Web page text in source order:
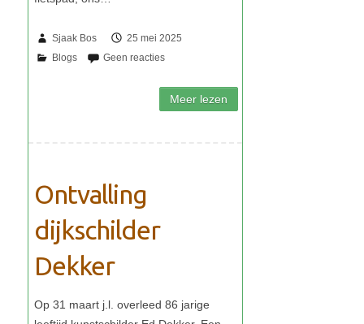
Sjaak Bos 25 mei 2025
Ontvalling
dijkschilder
Dekker